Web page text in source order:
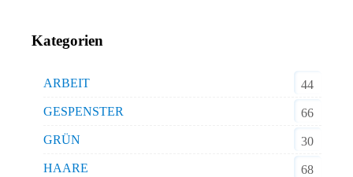
Kategorien
ARBEIT
44
GESPENSTER
66
GRÜN
30
HAARE
68